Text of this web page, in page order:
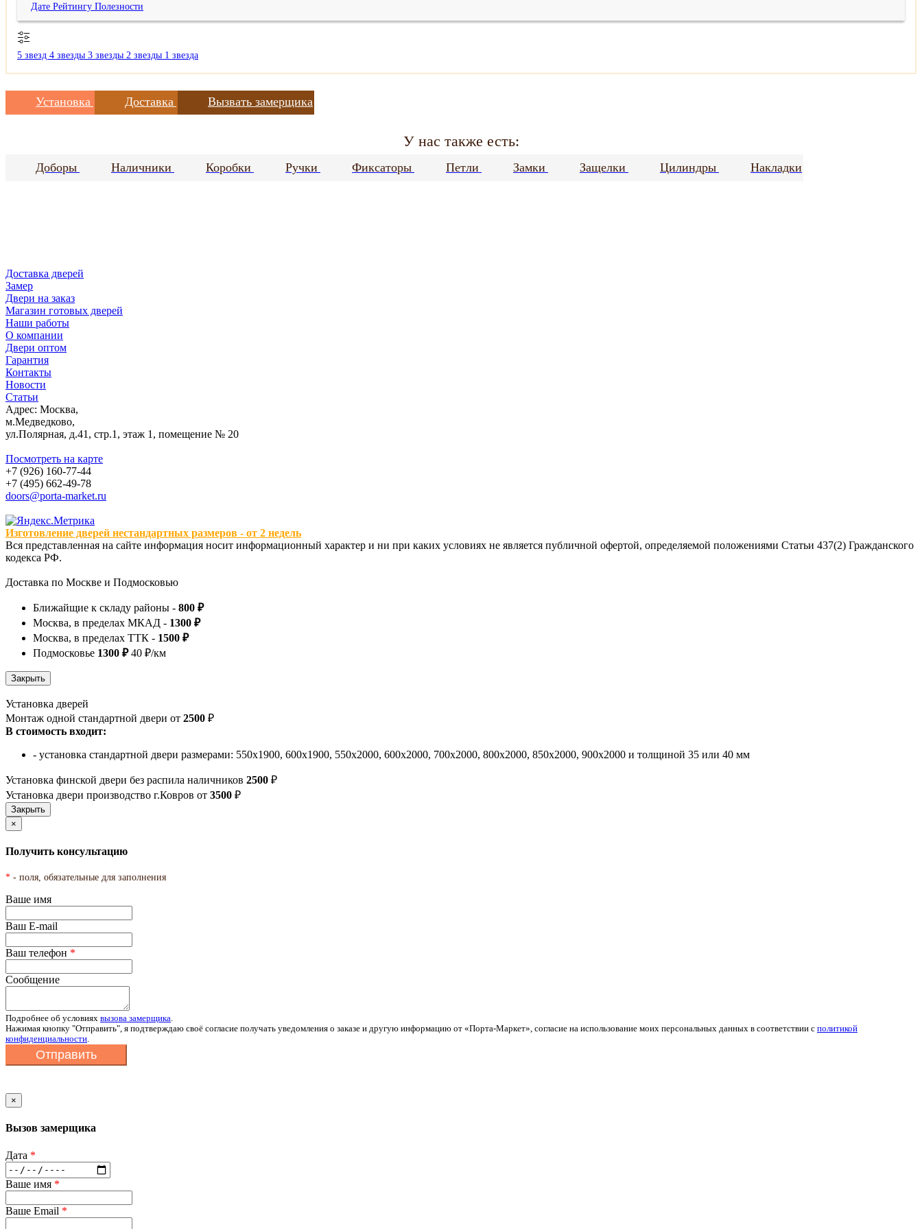
Дате Рейтингу Полезности
5 звезд 4 звезды 3 звезды 2 звезды 1 звезда
Установка Доставка Вызвать замерщика
У нас также есть:
Доборы Наличники Коробки Ручки Фиксаторы Петли Замки Защелки Цилиндры Накладки
Доставка дверей
Замер
Двери на заказ
Магазин готовых дверей
Наши работы
О компании
Двери оптом
Гарантия
Контакты
Новости
Статьи
Адрес: Москва,
м.Медведково,
ул.Полярная, д.41, стр.1, этаж 1, помещение № 20
Посмотреть на карте
+7 (926) 160-77-44
+7 (495) 662-49-78
doors@porta-market.ru
Изготовление дверей нестандартных размеров - от 2 недель
Вся представленная на сайте информация носит информационный характер и ни при каких условиях не является публичной офертой, определяемой положениями Статьи 437(2) Гражданского
кодекса РФ.
Доставка по Москве и Подмосковью
Ближайщие к складу районы - 800 ₽
Москва, в пределах МКАД - 1300 ₽
Москва, в пределах ТТК - 1500 ₽
Подмосковье 1300 ₽40 ₽/км
Установка дверей
Монтаж одной стандартной двери от 2500 ₽
В стоимость входит:
- установка стандартной двери размерами: 550х1900, 600х1900, 550х2000, 600х2000, 700х2000, 800х2000, 850х2000, 900х2000 и толщиной 35 или 40 мм
Установка финской двери без распила наличников 2500 ₽
Установка двери производство г.Ковров от 3500 ₽
×
Получить консультацию
* - поля, обязательные для заполнения
Ваше имя
Ваш E-mail
Ваш телефон *
Сообщение
Подробнее об условиях вызова замерщика.
Нажимая кнопку "Отправить", я подтверждаю своё согласие получать уведомления о заказе и другую информацию от «Порта-Маркет», согласие на использование моих персональных данных в соответствии с политикой
конфиденциальности.
Отправить
×
Вызов замерщика
Дата *
Ваше имя *
Ваше Email *